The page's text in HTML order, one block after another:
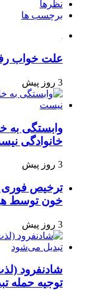
نظرها
برچسب ها
علت خواب
3 روز پیش
وابستگی به
خانوادگی
3 روز پیش
ترخیص فوری
خون توسط
3 روز پیش
شادنفرود
توجیه حمله